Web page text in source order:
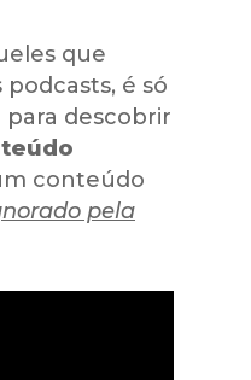
que
é só
para descobrir
conteúdo
pela